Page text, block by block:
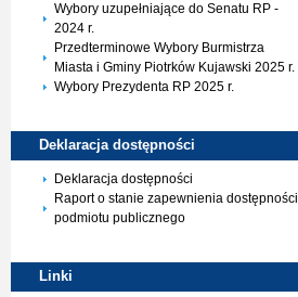
Wybory uzupełniające do Senatu RP -
2024 r.
Przedterminowe Wybory Burmistrza
Miasta i Gminy Piotrków Kujawski 2025 r.
Wybory Prezydenta RP 2025 r.
Deklaracja dostępności
Deklaracja dostępności
Raport o stanie zapewnienia dostępności
podmiotu publicznego
Linki